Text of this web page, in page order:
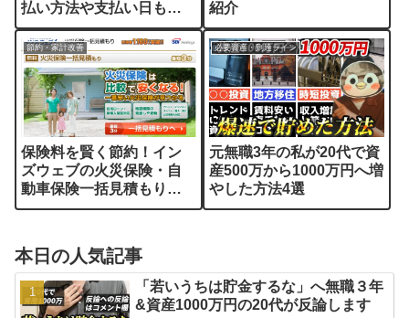
払い方法や支払い日も解
説
紹介
節約・家計改善
保険料を賢く節約！イン
ズウェブの火災保険・自
動車保険一括見積もりサ
ービスを徹底解説
必要資産・到達ライン
元無職3年の私が20代で資
産500万から1000万円へ増
やした方法4選
本日の人気記事
「若いうちは貯金するな」へ無職３年
&資産1000万円の20代が反論します